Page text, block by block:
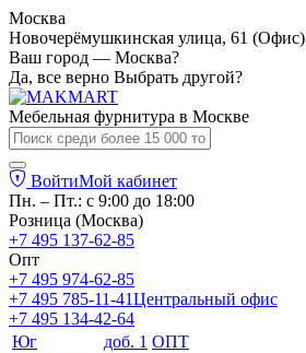
Москва
Новочерёмушкинская улица, 61 (Офис)
Ваш город — Москва?
Да, все верно Выбрать другой?
Мебельная фурнитура в Москве
ВойтиМой кабинет
Пн. – Пт.: с 9:00 до 18:00
Розница (Москва)
+7 495 137-62-85
Опт
+7 495 974-62-85
+7 495 785-11-41Центральный офис
+7 495 134-42-64
Юг
доб. 1 ОПТ